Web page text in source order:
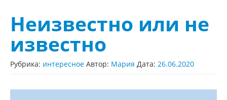
Неизвестно или не
известно
Рубрика: интересное Автор: Мария Дата: 26.06.2020